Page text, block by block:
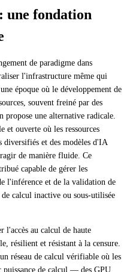
une fondation
de paradigme dans
l'infrastructure même qui
époque où le développement de
souvent freiné par des
propose une alternative radicale.
et ouverte où les ressources
diversifiés et des modèles d'IA
de manière fluide. Ce
capable de gérer les
l'inférence et de la validation de
calcul inactive ou sous-utilisée
l'accès au calcul de haute
résilient et résistant à la censure.
réseau de calcul vérifiable où les
puissance de calcul — des GPU